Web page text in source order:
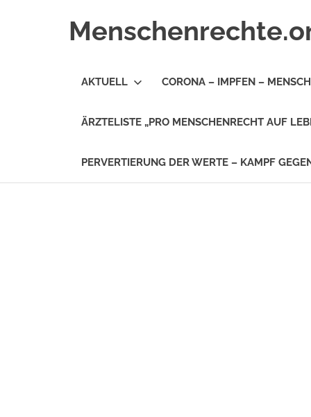
alle
Geborene
AKTUELL CORONA – IMPFEN –
ÄRZTELISTE „PRO MENSCHENRECHT AUF
PERVERTIERUNG DER WERTE – KAMPF